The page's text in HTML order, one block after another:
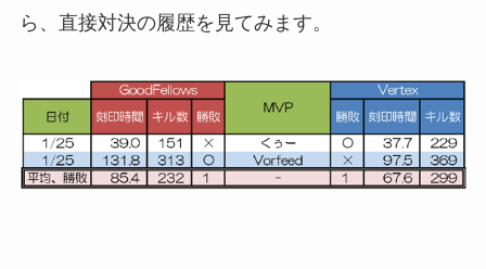
ら、直接対決の履歴を見てみます。